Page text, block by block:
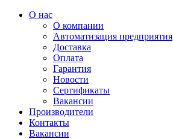
О нас
О компании
Автоматизация предприятия
Доставка
Оплата
Гарантия
Новости
Сертификаты
Вакансии
Производители
Контакты
Вакансии